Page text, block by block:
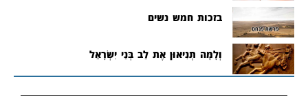
בזכות חמש נשים
וְלָמָּה תְנִיאוּן אֶת לֵב בְּנֵי יִשְׂרָאֵל